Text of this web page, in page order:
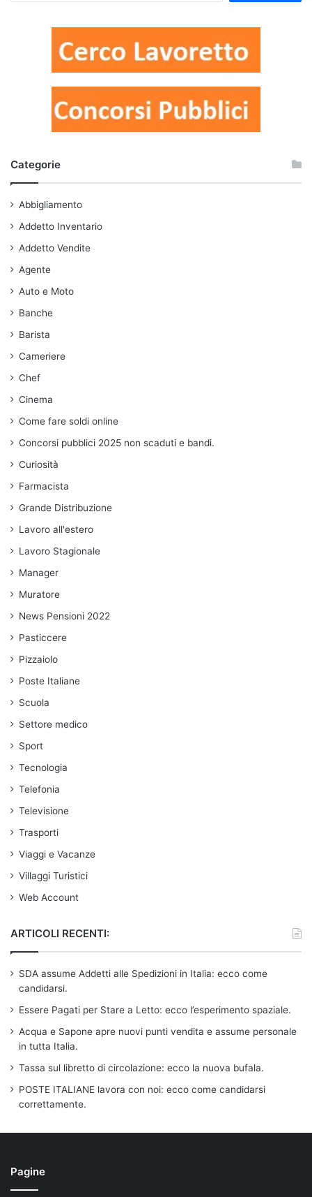
Categorie
Abbigliamento
Addetto Inventario
Addetto Vendite
Agente
Auto e Moto
Banche
Barista
Cameriere
Chef
Cinema
Come fare soldi online
Concorsi pubblici 2025 non scaduti e bandi.
Curiosità
Farmacista
Grande Distribuzione
Lavoro all'estero
Lavoro Stagionale
Manager
Muratore
News Pensioni 2022
Pasticcere
Pizzaiolo
Poste Italiane
Scuola
Settore medico
Sport
Tecnologia
Telefonia
Televisione
Trasporti
Viaggi e Vacanze
Villaggi Turistici
Web Account
ARTICOLI RECENTI:
SDA assume Addetti alle Spedizioni in Italia: ecco come
candidarsi.
Essere Pagati per Stare a Letto: ecco l’esperimento spaziale.
Acqua e Sapone apre nuovi punti vendita e assume personale
in tutta Italia.
Tassa sul libretto di circolazione: ecco la nuova bufala.
POSTE ITALIANE lavora con noi: ecco come candidarsi
correttamente.
Pagine